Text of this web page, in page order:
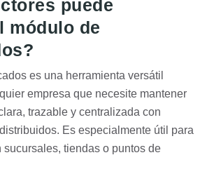
puede
módulo de
es una herramienta versátil
empresa que necesite mantener
trazable y centralizada con
Es especialmente útil para
tiendas o puntos de